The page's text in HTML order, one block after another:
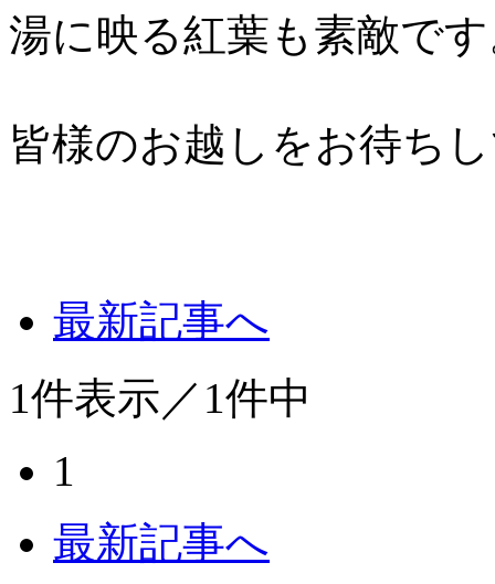
湯に映る紅葉も素敵で
皆様のお越しをお待ち
最新記事へ
1件表示／ 1件中
1
最新記事へ